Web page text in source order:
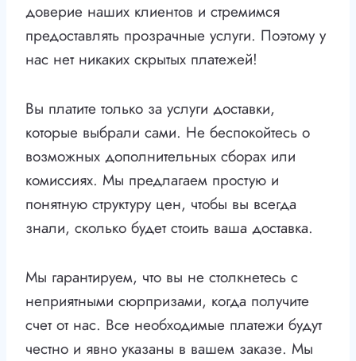
доверие наших клиентов и стремимся
предоставлять прозрачные услуги. Поэтому у
нас нет никаких скрытых платежей!
Вы платите только за услуги доставки,
которые выбрали сами. Не беспокойтесь о
возможных дополнительных сборах или
комиссиях. Мы предлагаем простую и
понятную структуру цен, чтобы вы всегда
знали, сколько будет стоить ваша доставка.
Мы гарантируем, что вы не столкнетесь с
неприятными сюрпризами, когда получите
счет от нас. Все необходимые платежи будут
честно и явно указаны в вашем заказе. Мы